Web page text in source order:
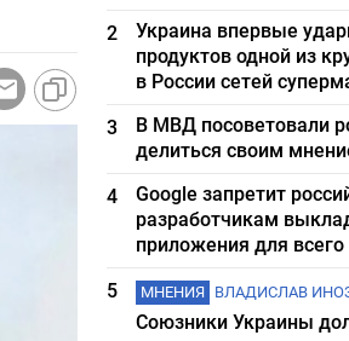
2
Украина впервые
продуктов одной из
в России сетей
3
В МВД посоветовали
делиться своим
4
Google запретит
разработчикам
приложения для
5
МНЕНИЯ ВЛАДИСЛАВ
Союзники Украины